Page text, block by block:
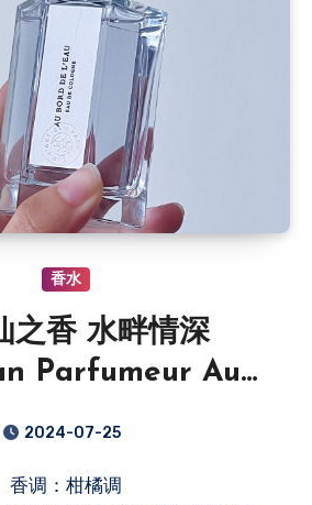
香水
之香 水畔情深
Parfumeur Au
2024-07-25
香调：柑橘调